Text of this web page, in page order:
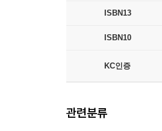
ISBN13
ISBN10
KC인증
관련분류